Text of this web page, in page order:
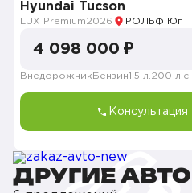
Hyundai Tucson
LUX Premium2026 РОЛЬФ Юг
4 098 000 ₽
Внедорожник Бензин1.5 л. 200 л.с.
Консультация
ДРУГИЕ АВТО